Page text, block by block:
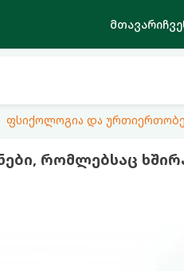
მთავარი
ფსიქოლოგია და
რომლებსაც